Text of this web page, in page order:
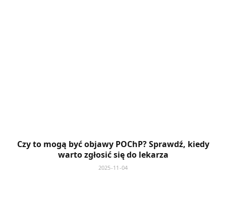
Czy to mogą być objawy POChP? Sprawdź, kiedy
warto zgłosić się do lekarza
2025-11-04